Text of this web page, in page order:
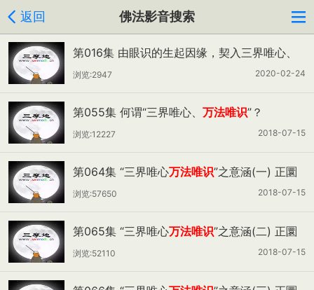
返回 佛法影音搜索
第016集 由眼识的生起因缘，契入三界唯心、
万法唯识
2020-02-24
浏览:2947
第055集 何谓“三界唯心、 万法唯识”？
2018-07-15
浏览:12227
第064集 “三界唯心万法唯识”之意涵(一) 正圜
老师
2018-07-15
浏览:57650
第065集 “三界唯心万法唯识”之意涵(二) 正圜
老师
2018-07-15
浏览:52110